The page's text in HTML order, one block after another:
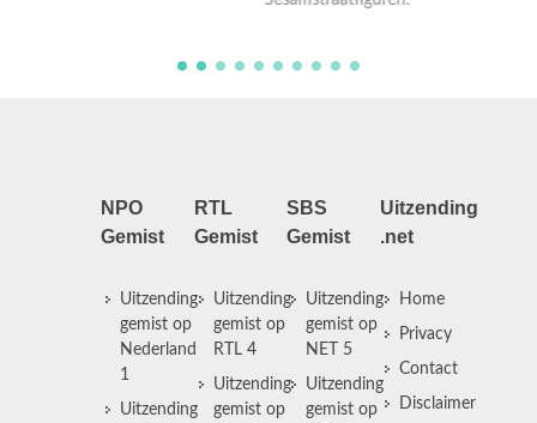
NPO
Gemist
Uitzending
gemist op
Nederland
1
Uitzending
RTL
Gemist
Uitzending
gemist op
RTL 4
Uitzending
gemist op
SBS
Gemist
Uitzending
gemist op
NET 5
Uitzending
gemist op
Uitzending
.net
Home
Privacy
Contact
Disclaimer